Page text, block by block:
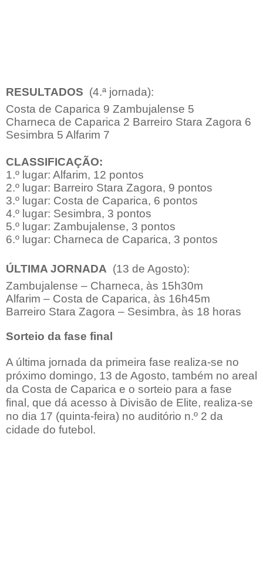
RESULTADOS (4.ª jornada):
Costa de Caparica 9 Zambujalense 5
Charneca de Caparica 2 Barreiro Stara Zagora 6
Sesimbra 5 Alfarim 7
CLASSIFICAÇÃO:
1.º lugar: Alfarim, 12 pontos
2.º lugar: Barreiro Stara Zagora, 9 pontos
3.º lugar: Costa de Caparica, 6 pontos
4.º lugar: Sesimbra, 3 pontos
5.º lugar: Zambujalense, 3 pontos
6.º lugar: Charneca de Caparica, 3 pontos
ÚLTIMA JORNADA (13 de Agosto):
Zambujalense – Charneca, às 15h30m
Alfarim – Costa de Caparica, às 16h45m
Barreiro Stara Zagora – Sesimbra, às 18 horas
Sorteio da fase final
A última jornada da primeira fase realiza-se no
próximo domingo, 13 de Agosto, também no areal
da Costa de Caparica e o sorteio para a fase
final, que dá acesso à Divisão de Elite, realiza-se
no dia 17 (quinta-feira) no auditório n.º 2 da
cidade do futebol.